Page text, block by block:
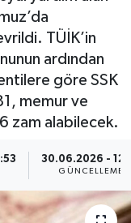
TÜİK’in
ardından
göre SSK
memur ve
zam alabilecek.
30.06.2026 -
GÜNCELLEME